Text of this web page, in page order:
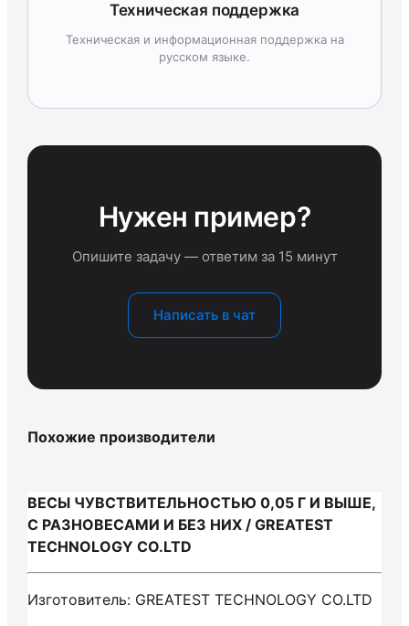
Техническая поддержка
Техническая и информационная поддержка на
русском языке.
Нужен пример?
Опишите задачу — ответим за 15 минут
Написать в чат
Похожие производители
ВЕСЫ ЧУВСТВИТЕЛЬНОСТЬЮ 0,05 Г И ВЫШЕ,
С РАЗНОВЕСАМИ И БЕЗ НИХ / GREATEST
TECHNOLOGY CO.LTD
Изготовитель: GREATEST TECHNOLOGY CO.LTD